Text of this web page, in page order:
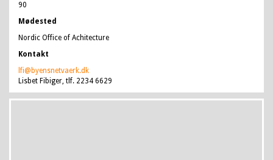
90
Mødested
Nordic Office of Achitecture
Kontakt
lfi@byensnetvaerk.dk
Lisbet Fibiger, tlf. 2234 6629